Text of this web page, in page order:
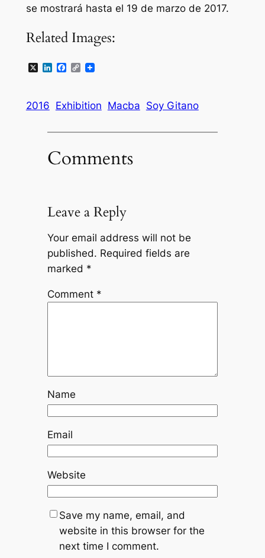
se mostrará hasta el 19 de marzo de 2017.
Related Images:
X LinkedIn
Facebook
Copy
2016 Exhibition Macba Soy Gitano
Comments
Leave a Reply
Your email address will not be
published. Required fields are
marked *
Comment *
Name
Email
Website
Save my name, email, and
website in this browser for the
next time I comment.